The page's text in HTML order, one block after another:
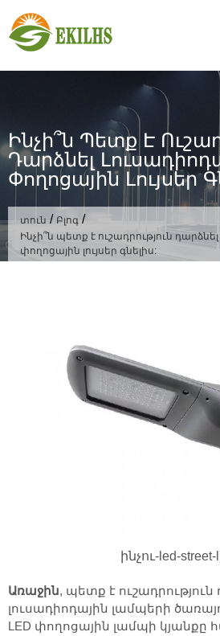
Ինչի՞ն Պետք Է
Դարձնել
Փողոցային Լույսեր
տուն / Բլոգ /
Ինչի՞ն պետք է ուշադրություն
փողոցային լույսեր գնելիս:
ինչու-led-street-
Առաջին, պետք է
լուսադիոդային լամպերի
LED փողոցային լամպի